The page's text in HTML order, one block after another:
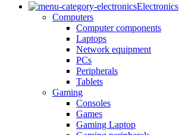
Electronics
Computers
Computer components
Laptops
Network equipment
PCs
Peripherals
Tablets
Gaming
Consoles
Games
Gaming Laptop